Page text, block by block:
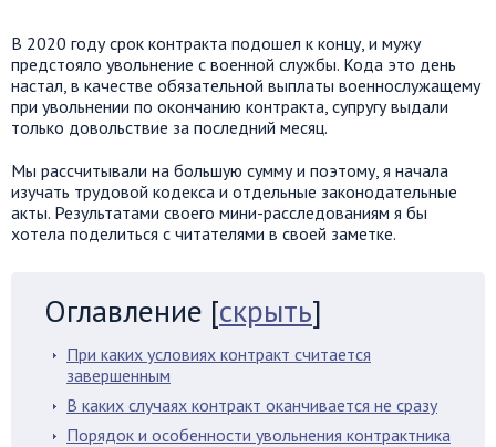
В 2020 году срок контракта подошел к концу, и мужу
предстояло увольнение с военной службы. Кода это день
настал, в качестве обязательной выплаты военнослужащему
при увольнении по окончанию контракта, супругу выдали
только довольствие за последний месяц.
Мы рассчитывали на большую сумму и поэтому, я начала
изучать трудовой кодекса и отдельные законодательные
акты. Результатами своего мини-расследованиям я бы
хотела поделиться с читателями в своей заметке.
Оглавление [скрыть]
При каких условиях контракт считается
завершенным
В каких случаях контракт оканчивается не сразу
Порядок и особенности увольнения контрактника